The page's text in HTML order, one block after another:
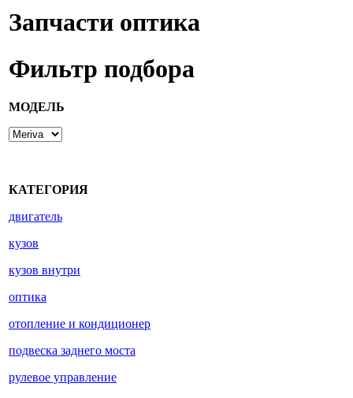
Запчасти оптика
Фильтр подбора
МОДЕЛЬ
КАТЕГОРИЯ
двигатель
кузов
кузов внутри
оптика
отопление и кондиционер
подвеска заднего моста
рулевое управление